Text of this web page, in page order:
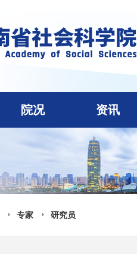
院况 资讯
专家 研究员